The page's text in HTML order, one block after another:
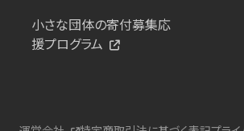
小さな団体の寄付募集応
援プログラム